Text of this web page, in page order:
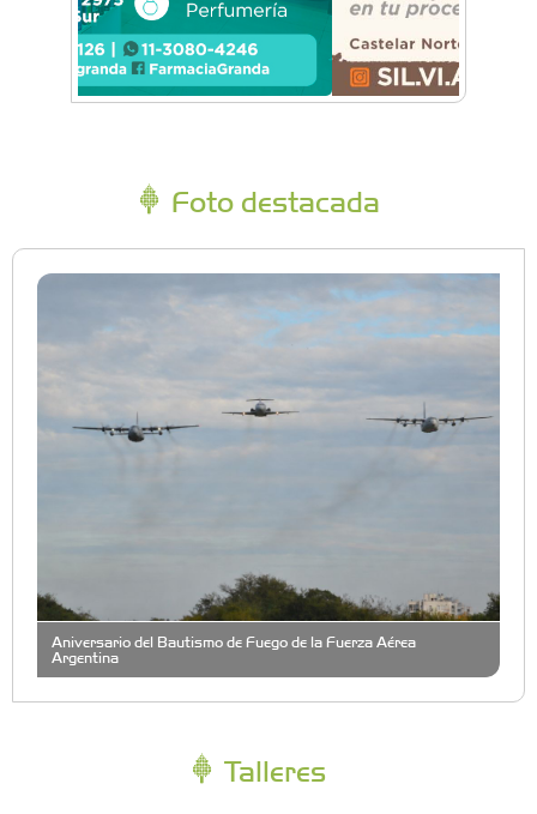
Foto destacada
Aniversario del Bautismo de Fuego de la Fuerza Aérea
Argentina
Talleres